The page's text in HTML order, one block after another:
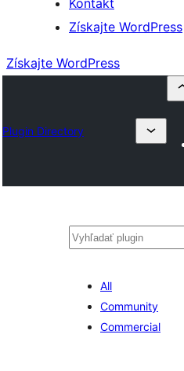
Kontakt
Získajte WordPress
Získajte WordPress
Plugin Directory
Hľadať
All
Community
Commercial